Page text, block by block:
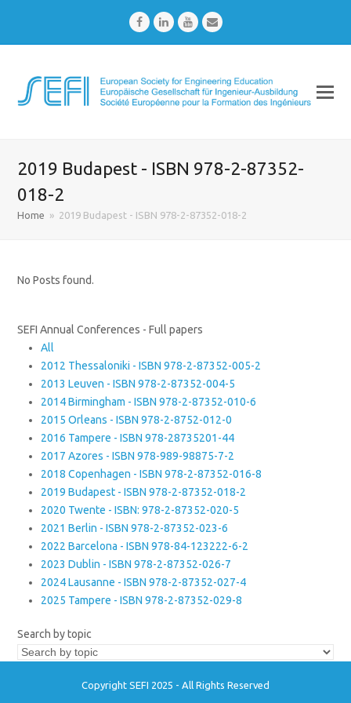
FacebookLinkedInYoutubeEmail
2019 Budapest - ISBN 978-2-87352-
018-2
Home » 2019 Budapest - ISBN 978-2-87352-018-2
No Posts found.
SEFI Annual Conferences - Full papers
All
2012 Thessaloniki - ISBN 978-2-87352-005-2
2013 Leuven - ISBN 978-2-87352-004-5
2014 Birmingham - ISBN 978-2-87352-010-6
2015 Orleans - ISBN 978-2-8752-012-0
2016 Tampere - ISBN 978-28735201-44
2017 Azores - ISBN 978-989-98875-7-2
2018 Copenhagen - ISBN 978-2-87352-016-8
2019 Budapest - ISBN 978-2-87352-018-2
2020 Twente - ISBN: 978-2-87352-020-5
2021 Berlin - ISBN 978-2-87352-023-6
2022 Barcelona - ISBN 978-84-123222-6-2
2023 Dublin - ISBN 978-2-87352-026-7
2024 Lausanne - ISBN 978-2-87352-027-4
2025 Tampere - ISBN 978-2-87352-029-8
Search by topic
Copyright SEFI 2025 - All Rights Reserved